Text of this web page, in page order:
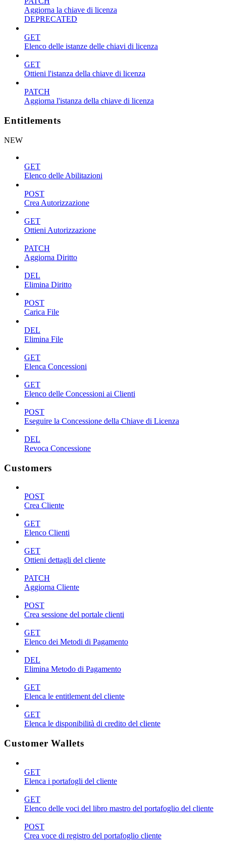
Aggiorna la chiave di licenza
DEPRECATED
GET
Elenco delle istanze delle chiavi di licenza
GET
Ottieni l'istanza della chiave di licenza
PATCH
Aggiorna l'istanza della chiave di licenza
Entitlements
NEW
GET
Elenco delle Abilitazioni
POST
Crea Autorizzazione
GET
Ottieni Autorizzazione
PATCH
Aggiorna Diritto
DEL
Elimina Diritto
POST
Carica File
DEL
Elimina File
GET
Elenca Concessioni
GET
Elenco delle Concessioni ai Clienti
POST
Eseguire la Concessione della Chiave di Licenza
DEL
Revoca Concessione
Customers
POST
Crea Cliente
GET
Elenco Clienti
GET
Ottieni dettagli del cliente
PATCH
Aggiorna Cliente
POST
Crea sessione del portale clienti
GET
Elenco dei Metodi di Pagamento
DEL
Elimina Metodo di Pagamento
GET
Elenca le entitlement del cliente
GET
Elenca le disponibilità di credito del cliente
Customer Wallets
GET
Elenca i portafogli del cliente
GET
Elenco delle voci del libro mastro del portafoglio del cliente
POST
Crea voce di registro del portafoglio cliente